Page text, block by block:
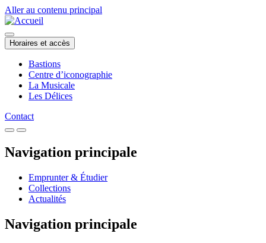
Aller au contenu principal
Horaires et accès
Bastions
Centre d’iconographie
La Musicale
Les Délices
Contact
Navigation principale
Emprunter & Étudier
Collections
Actualités
Navigation principale